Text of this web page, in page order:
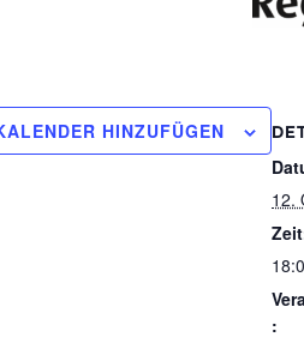
HINZUFÜGEN
12.
: